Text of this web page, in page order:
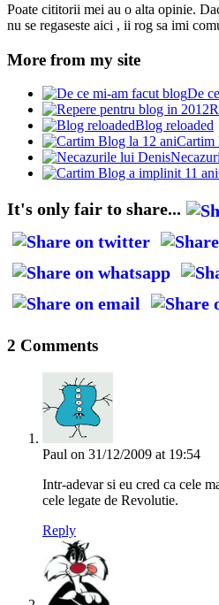
Poate cititorii mei au o alta opinie.
nu se regaseste aici , ii rog sa imi
More from my site
De
Blog reloaded
Cartim
It's only fair to share...
2 Comments
Paul on 31/12/2009 at 19:54
Intr-adevar si eu cred ca cele
cele legate de Revolutie.
Reply